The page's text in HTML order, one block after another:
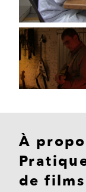
À
de